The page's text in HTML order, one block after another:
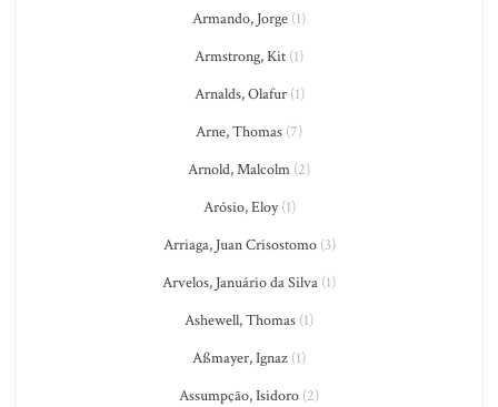
Armando, Jorge (1)
Armstrong, Kit (1)
Arnalds, Olafur(1)
Arne, Thomas (7)
Arnold, Malcolm (2)
Arósio, Eloy(1)
Arriaga, Juan Crisostomo(3)
Arvelos, Januário da Silva (1)
Ashewell, Thomas (1)
Aßmayer, Ignaz (1)
Assumpção, Isidoro (2)